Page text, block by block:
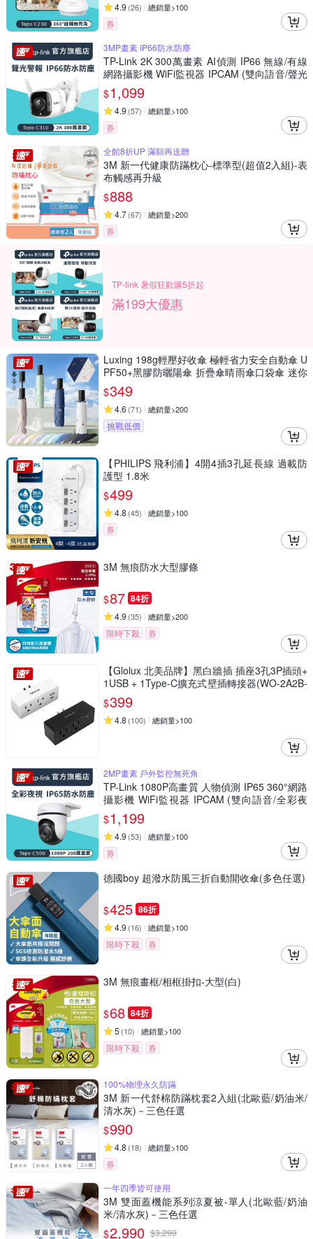
4.9 (26) 總銷量>100
券
3MP畫素 IP66防水防塵
TP-Link 2K 300萬畫素 AI偵測 IP66 無線/有線
網路攝影機 WiFi監視器 IPCAM (雙向語音/聲光
警報/Tapo C310)
$1,099
4.9 (57) 總銷量>100
券
全館8折UP 滿額再送贈
3M 新一代健康防蹣枕心-標準型(超值2入組)-表
布觸感再升級
$888
4.7(67) 總銷量>200
券
TP-link 暑假狂歡購5折起
滿199大優惠
Luxing 198g輕壓好收傘 極輕省力安全自動傘 U
PF50+黑膠防曬陽傘 折疊傘晴雨傘口袋傘 迷你
輕量傘
$349
4.6 (71) 總銷量>200
挑戰低價
【PHILIPS 飛利浦】4開4插3孔延長線 過載防
護型 1.8米
$499
4.8 (45) 總銷量>100
券
3M 無痕防水大型膠條
$87 84折
4.9 (35) 總銷量>200
限時下殺 券
【Glolux 北美品牌】黑白牆插 插座3孔3P插頭+
1USB + 1Type-C擴充式壁插轉接器(WO-2A2B-
100) (1組2入)
$399
4.8 (100) 總銷量>100
2MP畫素 戶外監控無死角
TP-Link 1080P高畫質 人物偵測 IP65 360°網路
攝影機 WiFi監視器 IPCAM (雙向語音/全彩夜
視/Tapo C500)
$1,199
4.9 (53) 總銷量>100
券
德國boy 超潑水防風三折自動開收傘(多色任選)
$425 86折
4.9 (16) 總銷量>100
限時下殺 券
3M 無痕畫框/相框掛扣-大型(白)
$68 84折
5 (10) 總銷量>100
限時下殺 券
100%物理永久防蹣
3M 新一代舒棉防蹣枕套2入組(北歐藍/奶油米/
清水灰)－三色任選
$990
4.8 (18) 總銷量>100
券
一年四季皆可使用
3M 雙面蓋機能系列涼夏被-單人(北歐藍/奶油
米/清水灰)－三色任選
$2,990 $3,290